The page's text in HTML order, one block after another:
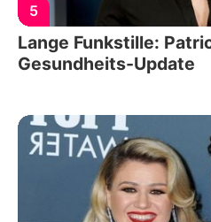
5
Lange Funkstille:
Gesundheits-Update